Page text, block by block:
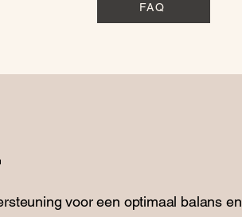
FAQ
voor een optimaal balans en